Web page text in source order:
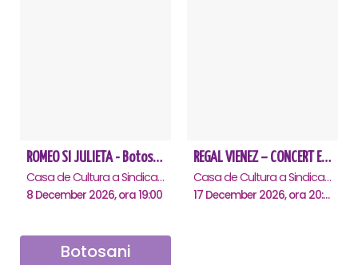
ROMEO SI JULIETA - Botosani
Casa de Cultura a Sindicatelor "Nicolae Iorga" , Botosani
8 December 2026, ora 19:00
REGAL VIENEZ – CONCERT EXTRAORDINAR DE CRACIUN - Botosani
Casa de Cultura a Sindicatelor "Nicolae Iorga" , Botosani
17 December 2026, ora 20:00
Botosani